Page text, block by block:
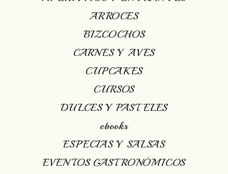
ARROCES
BIZCOCHOS
CARNES Y AVES
CUPCAKES
CURSOS
DULCES Y PASTELES
ebooks
ESPECIAS Y SALSAS
EVENTOS GASTRONÓMICOS